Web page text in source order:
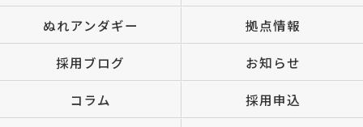
ぬれアンダギー 拠点情報
採用ブログ お知らせ
コラム 採用申込